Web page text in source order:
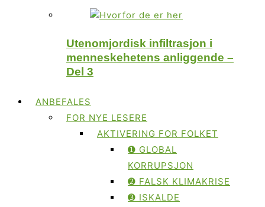
Utenomjordisk infiltrasjon i
menneskehetens anliggende –
Del 3
ANBEFALES
FOR NYE LESERE
AKTIVERING FOR FOLKET
➊ GLOBAL
KORRUPSJON
➋ FALSK KLIMAKRISE
➌ ISKALDE